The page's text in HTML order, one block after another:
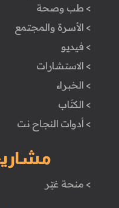
> طب وصحة
> الأسرة والمجتمع
> فيديو
> الاستشارات
> الخبراء
> الكتَاب
> أدوات النجاح نت
> منحة غيّر